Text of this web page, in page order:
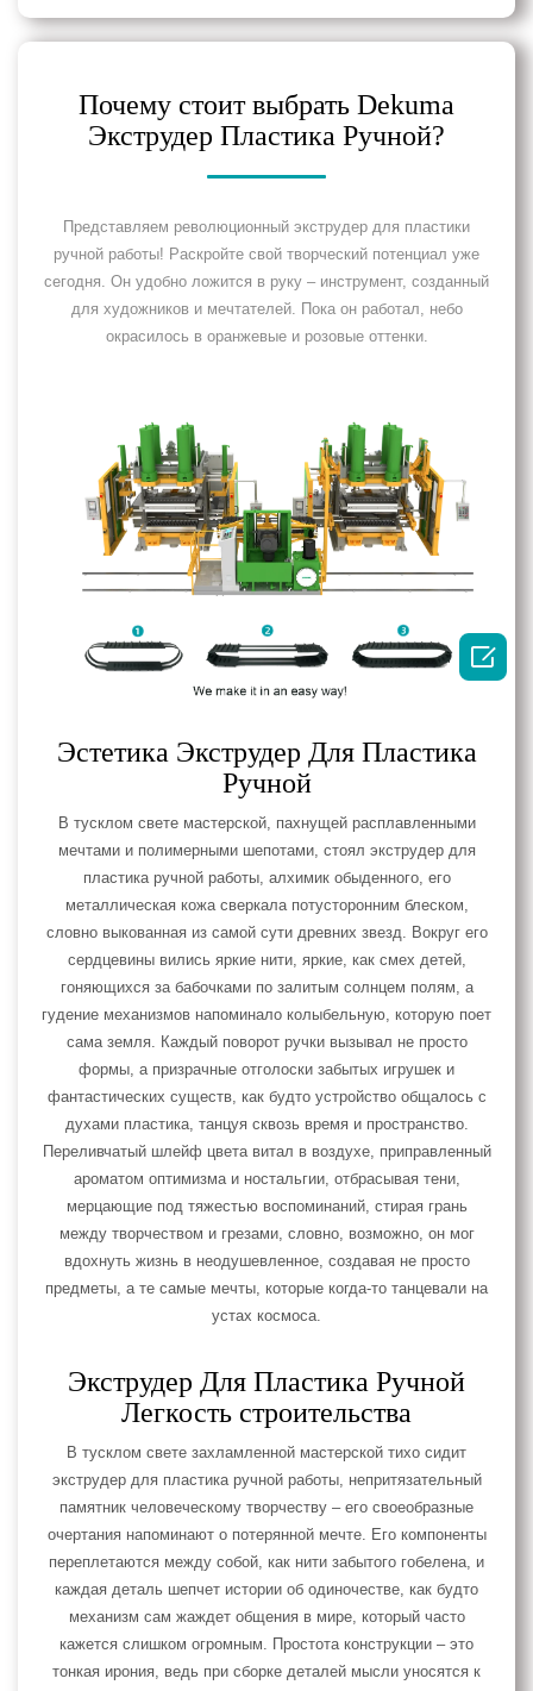
Почему стоит выбрать Dekuma
Экструдер Пластика Ручной?
Представляем революционный экструдер для пластики
ручной работы! Раскройте свой творческий потенциал уже
сегодня. Он удобно ложится в руку – инструмент, созданный
для художников и мечтателей. Пока он работал, небо
окрасилось в оранжевые и розовые оттенки.
Эстетика Экструдер Для Пластика
Ручной
В тусклом свете мастерской, пахнущей расплавленными
мечтами и полимерными шепотами, стоял экструдер для
пластика ручной работы, алхимик обыденного, его
металлическая кожа сверкала потусторонним блеском,
словно выкованная из самой сути древних звезд. Вокруг его
сердцевины вились яркие нити, яркие, как смех детей,
гоняющихся за бабочками по залитым солнцем полям, а
гудение механизмов напоминало колыбельную, которую поет
сама земля. Каждый поворот ручки вызывал не просто
формы, а призрачные отголоски забытых игрушек и
фантастических существ, как будто устройство общалось с
духами пластика, танцуя сквозь время и пространство.
Переливчатый шлейф цвета витал в воздухе, приправленный
ароматом оптимизма и ностальгии, отбрасывая тени,
мерцающие под тяжестью воспоминаний, стирая грань
между творчеством и грезами, словно, возможно, он мог
вдохнуть жизнь в неодушевленное, создавая не просто
предметы, а те самые мечты, которые когда-то танцевали на
устах космоса.
Экструдер Для Пластика Ручной
Легкость строительства
В тусклом свете захламленной мастерской тихо сидит
экструдер для пластика ручной работы, непритязательный
памятник человеческому творчеству – его своеобразные
очертания напоминают о потерянной мечте. Его компоненты
переплетаются между собой, как нити забытого гобелена, и
каждая деталь шепчет истории об одиночестве, как будто
механизм сам жаждет общения в мире, который часто
кажется слишком огромным. Простота конструкции – это
тонкая ирония, ведь при сборке деталей мысли уносятся к
